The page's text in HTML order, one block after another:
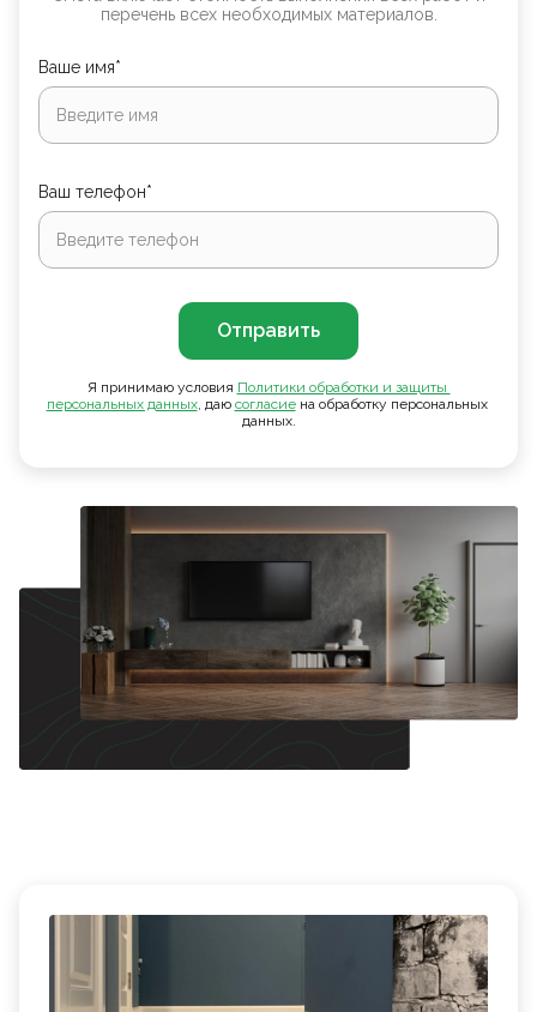
перечень всех необходимых материалов.
Ваше имя*
Ваш телефон*
Отправить
Я принимаю условия Политики обработки и защиты
персональных данных, даю согласие на обработку персональных
данных.